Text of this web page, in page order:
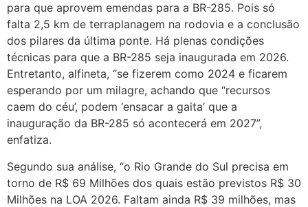
para que aprovem emendas para a BR-285. Pois só
falta 2,5 km de terraplanagem na rodovia e a conclusão
dos pilares da última ponte. Há plenas condições
técnicas para que a BR-285 seja inaugurada em 2026.
Entretanto, alfineta, “se fizerem como 2024 e ficarem
esperando por um milagre, achando que “recursos
caem do céu’, podem ‘ensacar a gaita’ que a
inauguração da BR-285 só acontecerá em 2027”,
enfatiza.
Segundo sua análise, “o Rio Grande do Sul precisa em
torno de R$ 69 Milhões dos quais estão previstos R$ 30
Milhões na LOA 2026. Faltam ainda R$ 39 milhões, mas